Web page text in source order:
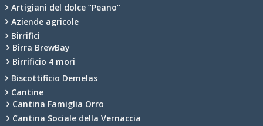
Artigiani del dolce “Peano”
Aziende agricole
Birrifici
Birra BrewBay
Birrificio 4 mori
Biscottificio Demelas
Cantine
Cantina Famiglia Orro
Cantina Sociale della Vernaccia